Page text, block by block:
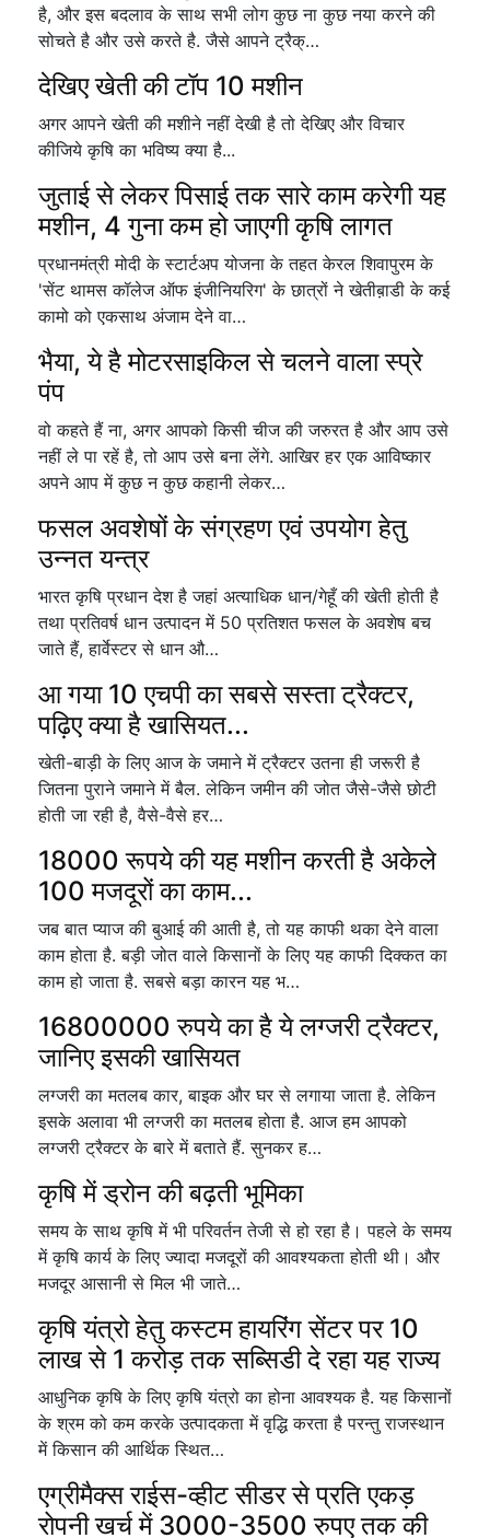
है, और इस बदलाव के साथ सभी लोग कुछ ना कुछ नया करने की
सोचते है और उसे करते है. जैसे आपने ट्रैक्…
देखिए खेती की टॉप 10 मशीन
अगर आपने खेती की मशीने नहीं देखी है तो देखिए और विचार
कीजिये कृषि का भविष्य क्या है...
जुताई से लेकर पिसाई तक सारे काम करेगी यह
मशीन, 4 गुना कम हो जाएगी कृषि लागत
प्रधानमंत्री मोदी के स्टार्टअप योजना के तहत केरल शिवापुरम के
'सेंट थामस कॉलेज ऑफ इंजीनियरिग' के छात्रों ने खेतीब़ाडी के कई
कामो को एकसाथ अंजाम देने वा…
भैया, ये है मोटरसाइकिल से चलने वाला स्प्रे
पंप
वो कहते हैं ना, अगर आपको किसी चीज की जरुरत है और आप उसे
नहीं ले पा रहें है, तो आप उसे बना लेंगे. आखिर हर एक आविष्कार
अपने आप में कुछ न कुछ कहानी लेकर…
फसल अवशेषों के संग्रहण एवं उपयोग हेतु
उन्नत यन्त्र
भारत कृषि प्रधान देश है जहां अत्याधिक धान/गेहूँ की खेती होती है
तथा प्रतिवर्ष धान उत्पादन में 50 प्रतिशत फसल के अवशेष बच
जाते हैं, हार्वेस्टर से धान औ…
आ गया 10 एचपी का सबसे सस्ता ट्रैक्टर,
पढ़िए क्या है खासियत...
खेती-बाड़ी के लिए आज के जमाने में ट्रैक्टर उतना ही जरूरी है
जितना पुराने जमाने में बैल. लेकिन जमीन की जोत जैसे-जैसे छोटी
होती जा रही है, वैसे-वैसे हर…
18000 रूपये की यह मशीन करती है अकेले
100 मजदूरों का काम...
जब बात प्याज की बुआई की आती है, तो यह काफी थका देने वाला
काम होता है. बड़ी जोत वाले किसानों के लिए यह काफी दिक्कत का
काम हो जाता है. सबसे बड़ा कारन यह भ…
16800000 रुपये का है ये लग्जरी ट्रैक्टर,
जानिए इसकी खासियत
लग्जरी का मतलब कार, बाइक और घर से लगाया जाता है. लेकिन
इसके अलावा भी लग्जरी का मतलब होता है. आज हम आपको
लग्जरी ट्रैक्टर के बारे में बताते हैं. सुनकर ह…
कृषि में ड्रोन की बढ़ती भूमिका
समय के साथ कृषि में भी परिवर्तन तेजी से हो रहा है। पहले के समय
में कृषि कार्य के लिए ज्यादा मजदूरों की आवश्यकता होती थी। और
मजदूर आसानी से मिल भी जाते…
कृषि यंत्रो हेतु कस्टम हायरिंग सेंटर पर 10
लाख से 1 करोड़ तक सब्सिडी दे रहा यह राज्य
आधुनिक कृषि के लिए कृषि यंत्रो का होना आवश्यक है. यह किसानों
के श्रम को कम करके उत्पादकता में वृद्धि करता है परन्तु राजस्थान
में किसान की आर्थिक स्थित…
एग्रीमैक्स राईस-व्हीट सीडर से प्रति एकड़
रोपनी खर्च में 3000-3500 रुपए तक की